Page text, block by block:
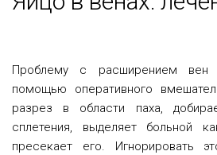
Проблему с расширением
помощью оперативного
разрез в области паха,
сплетения, выделяет больной
пресекает его. Игнорировать